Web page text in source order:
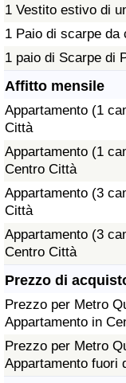
1 Vestito estivo di
1 Paio di scarpe
1 paio di Scarpe di
Affitto mensile
Appartamento (1
Città
Appartamento (1
Centro Città
Appartamento (3
Città
Appartamento (3
Centro Città
Prezzo di
Prezzo per Metro
Appartamento in
Prezzo per Metro
Appartamento fuori